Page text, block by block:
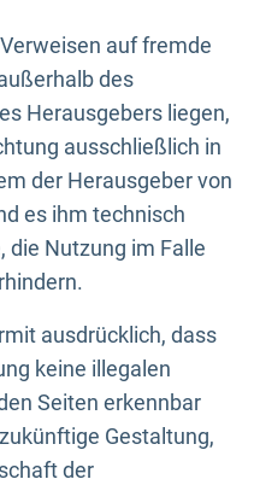
auf fremde
des
Herausgebers liegen,
ausschließlich in
der Herausgeber von
es ihm technisch
die Nutzung im Falle
ausdrücklich, dass
keine illegalen
Seiten erkennbar
Gestaltung,
der